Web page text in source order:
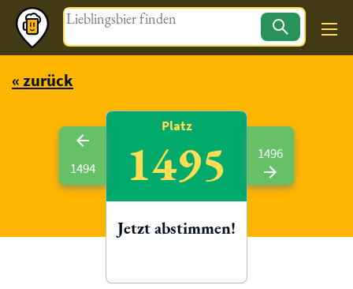
Magazin
« zurück
1494
Platz
1495
Jetzt abstimmen!
1496